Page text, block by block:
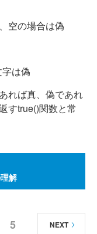
空の場合は偽
は偽
れば真、偽であれ
すtrue()関数と常
解
5 NEXT